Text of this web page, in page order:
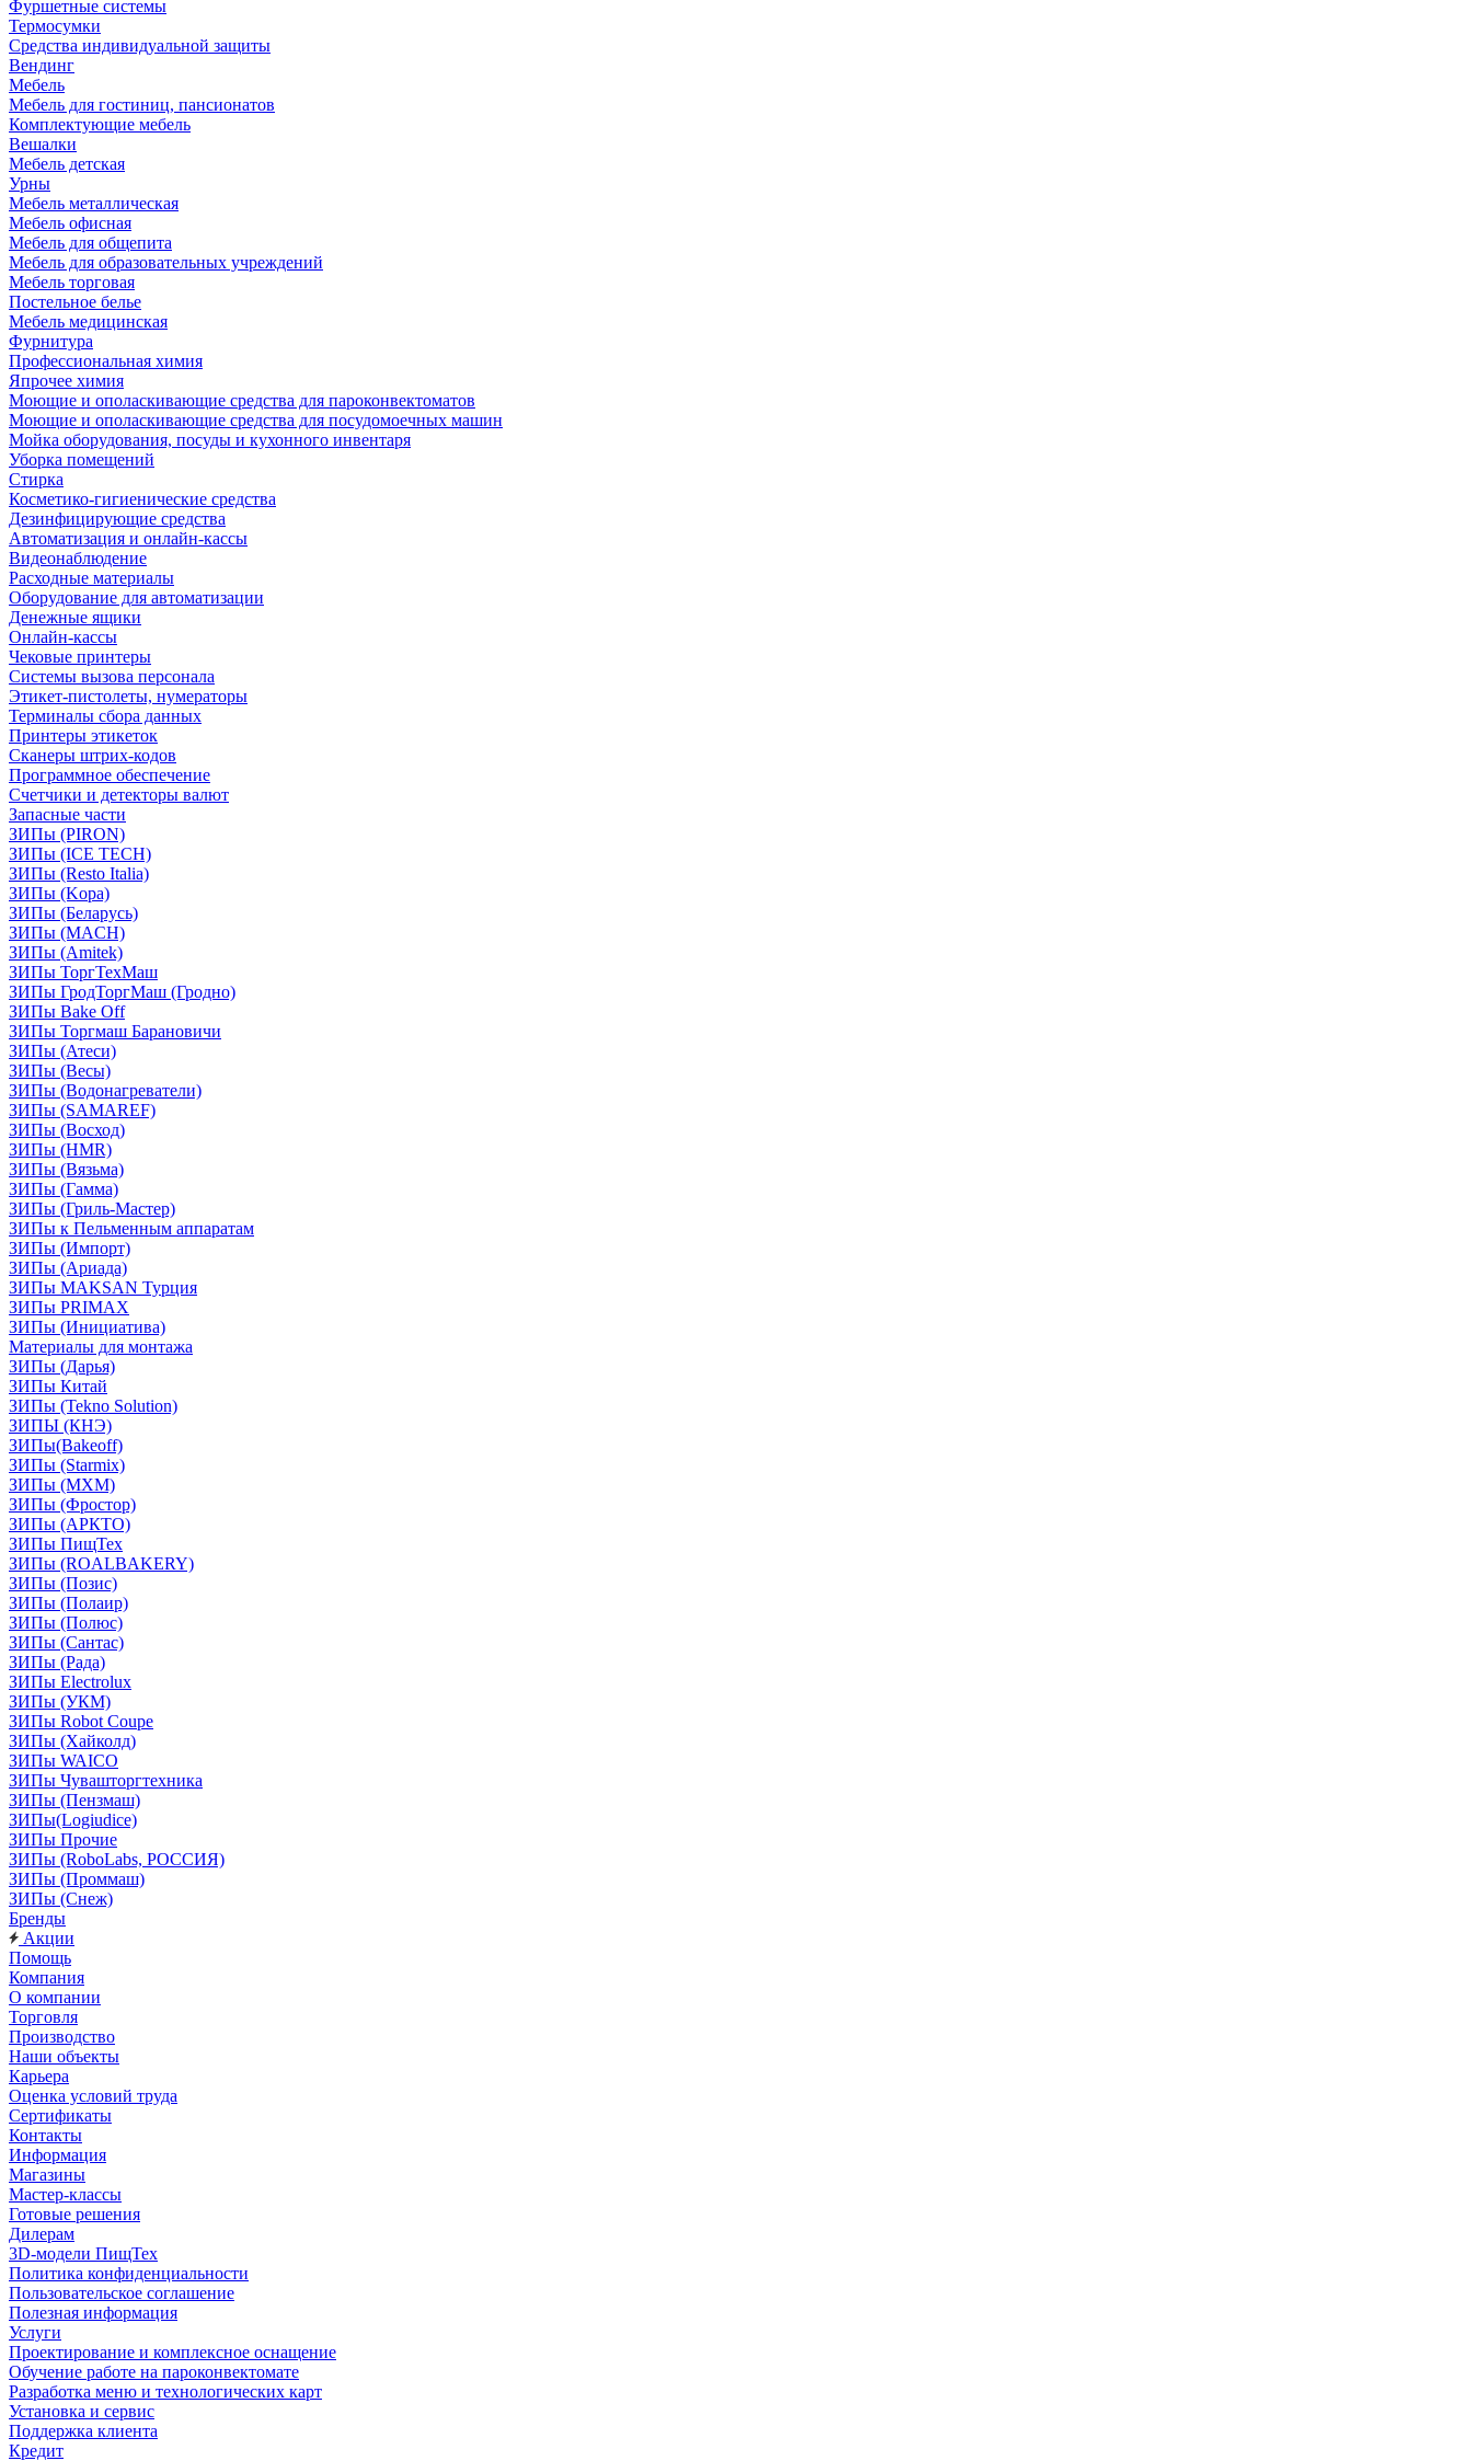
Фуршетные системы
Термосумки
Средства индивидуальной защиты
Вендинг
Мебель
Мебель для гостиниц, пансионатов
Комплектующие мебель
Вешалки
Мебель детская
Урны
Мебель металлическая
Мебель офисная
Мебель для общепита
Мебель для образовательных учреждений
Мебель торговая
Постельное белье
Мебель медицинская
Фурнитура
Профессиональная химия
Япрочее химия
Моющие и ополаскивающие средства для пароконвектоматов
Моющие и ополаскивающие средства для посудомоечных машин
Мойка оборудования, посуды и кухонного инвентаря
Уборка помещений
Стирка
Косметико-гигиенические средства
Дезинфицирующие средства
Автоматизация и онлайн-кассы
Видеонаблюдение
Расходные материалы
Оборудование для автоматизации
Денежные ящики
Онлайн-кассы
Чековые принтеры
Системы вызова персонала
Этикет-пистолеты, нумераторы
Терминалы сбора данных
Принтеры этикеток
Сканеры штрих-кодов
Программное обеспечение
Счетчики и детекторы валют
Запасные части
ЗИПы (PIRON)
ЗИПы (ICE TECH)
ЗИПы (Resto Italia)
ЗИПы (Kopa)
ЗИПы (Беларусь)
ЗИПы (MACH)
ЗИПы (Amitek)
ЗИПы ТоргТехМаш
ЗИПы ГродТоргМаш (Гродно)
ЗИПы Bake Off
ЗИПы Торгмаш Барановичи
ЗИПы (Атеси)
ЗИПы (Весы)
ЗИПы (Водонагреватели)
ЗИПы (SAMAREF)
ЗИПы (Восход)
ЗИПы (HMR)
ЗИПы (Вязьма)
ЗИПы (Гамма)
ЗИПы (Гриль-Мастер)
ЗИПы к Пельменным аппаратам
ЗИПы (Импорт)
ЗИПы (Ариада)
ЗИПы MAKSAN Турция
ЗИПы PRIMAX
ЗИПы (Инициатива)
Материалы для монтажа
ЗИПы (Дарья)
ЗИПы Китай
ЗИПы (Tekno Solution)
ЗИПЫ (КНЭ)
ЗИПы(Bakeoff)
ЗИПы (Starmix)
ЗИПы (МХМ)
ЗИПы (Фростор)
ЗИПы (АРКТО)
ЗИПы ПищТех
ЗИПы (ROALBAKERY)
ЗИПы (Позис)
ЗИПы (Полаир)
ЗИПы (Полюс)
ЗИПы (Сантас)
ЗИПы (Рада)
ЗИПы Electrolux
ЗИПы (УКМ)
ЗИПы Robot Coupe
ЗИПы (Хайколд)
ЗИПы WAICO
ЗИПы Чувашторгтехника
ЗИПы (Пензмаш)
ЗИПы(Logiudice)
ЗИПы Прочие
ЗИПы (RoboLabs, РОССИЯ)
ЗИПы (Проммаш)
ЗИПы (Снеж)
Бренды
Акции
Помощь
Компания
О компании
Торговля
Производство
Наши объекты
Карьера
Оценка условий труда
Сертификаты
Контакты
Информация
Магазины
Мастер-классы
Готовые решения
Дилерам
3D-модели ПищТех
Политика конфиденциальности
Пользовательское соглашение
Полезная информация
Услуги
Проектирование и комплексное оснащение
Обучение работе на пароконвектомате
Разработка меню и технологических карт
Установка и сервис
Поддержка клиента
Кредит